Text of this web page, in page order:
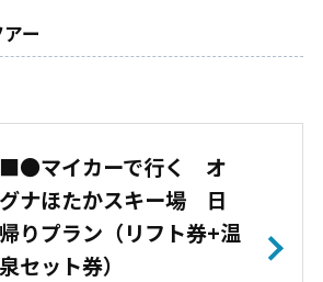
ー
■●マイカーで行く オ
グナほたかスキー場 日
帰りプラン（リフト券+温
泉セット券）